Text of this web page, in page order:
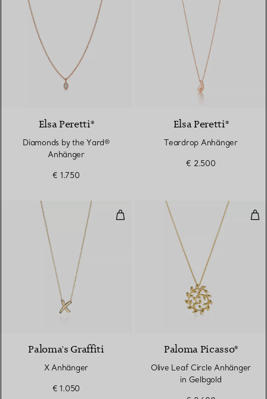
2 Materialien
Elsa Peretti®
Diamonds by the Yard®
Anhänger
€ 1.750
Elsa Peretti®
Teardrop Anhänger
€ 2.500
X Anhänger
2 Materialien
Paloma's Graffiti
X Anhänger
€ 1.050
Paloma Picasso®
Olive Leaf Circle Anhänger
in Gelbgold